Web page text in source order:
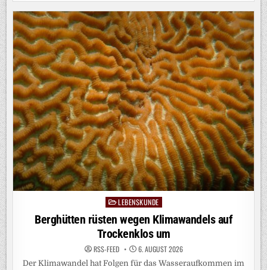
ENTSCHEIDUNGSHILFE
FÜR
NATURBASIERTE
LÖSUNGEN
Posted
in
LEBENSKUNDE
Berghütten rüsten wegen Klimawandels auf
Trockenklos um
RSS-FEED 6. AUGUST 2026
Der Klimawandel hat Folgen für das Wasseraufkommen im